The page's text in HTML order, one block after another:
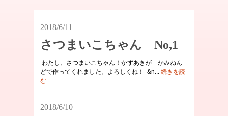
2018/6/11
さつまいこちゃん No,1
わたし、さつまいこちゃん！かずあきが かみねん
どで作ってくれました。よろしくね！ &n... 続きを読
む
2018/6/10